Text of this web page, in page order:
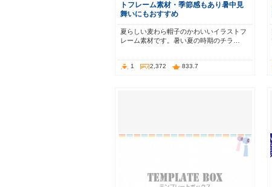
トフレーム素材・季節感もあり暑中見
舞いにもおすすめ
夏らしい麦わら帽子のかわいいイラストフ
レーム素材です。暑い夏の時期のチラ…
1 2,372 833.7